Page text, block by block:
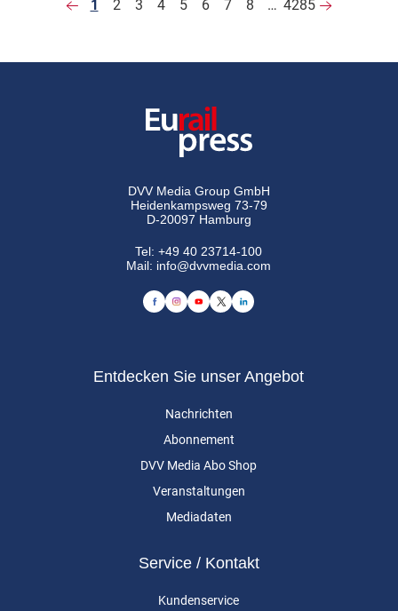
1 2 3 4 5 6 7 8 … 4285
DVV Media Group GmbH
Heidenkampsweg 73-79
D-20097 Hamburg
Tel:+49 40 23714-100
Mail: info@dvvmedia.com
Entdecken Sie unser Angebot
Nachrichten
Abonnement
DVV Media Abo Shop
Veranstaltungen
Mediadaten
Service / Kontakt
Kundenservice